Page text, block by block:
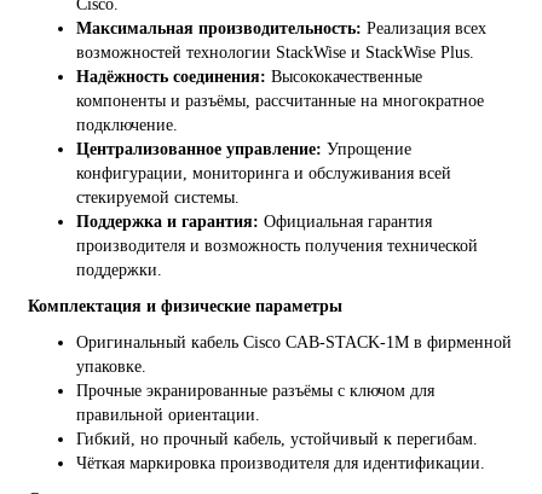
Cisco.
Максимальная производительность: Реализация всех
возможностей технологии StackWise и StackWise Plus.
Надёжность соединения: Высококачественные
компоненты и разъёмы, рассчитанные на многократное
подключение.
Централизованное управление: Упрощение
конфигурации, мониторинга и обслуживания всей
стекируемой системы.
Поддержка и гарантия: Официальная гарантия
производителя и возможность получения технической
поддержки.
Комплектация и физические параметры
Оригинальный кабель Cisco CAB-STACK-1M в фирменной
упаковке.
Прочные экранированные разъёмы с ключом для
правильной ориентации.
Гибкий, но прочный кабель, устойчивый к перегибам.
Чёткая маркировка производителя для идентификации.